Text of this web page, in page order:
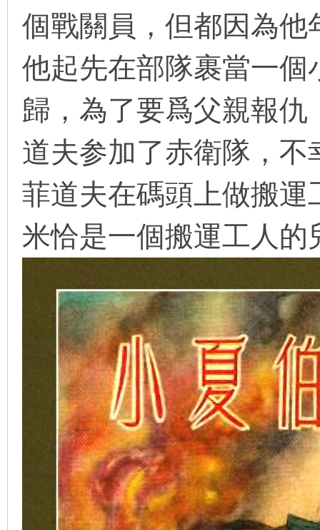
個戰關員，但都因為
他起先在部隊裹當一
歸，為了要爲父親報
道夫参加了赤衛隊，
菲道夫在碼頭上做搬
米恰是一個搬運工人